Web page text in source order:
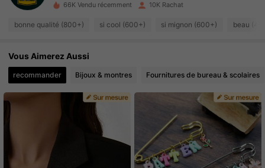
4.76 4.7K Suiveurs
4.76 4.7K Suiveurs
4.76
4.7K Suiveurs
4.7K Suiveurs
66K Vendu récemment 10K Rachat
bonne qualité (800+) si cool (600+) si mignon (600+) beau
Vous Aimerez Aussi
recommander Bijoux & montres Fournitures de bureau & scolaires